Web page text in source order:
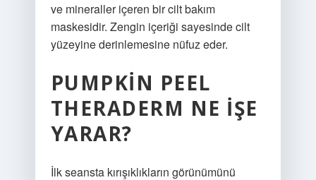
ve mineraller içeren bir cilt bakım
maskesidir. Zengin içeriği sayesinde cilt
yüzeyine derinlemesine nüfuz eder.
PUMPKIN PEEL
THERADERM NE IŞE
YARAR?
İlk seansta kırışıklıkların görünümünü